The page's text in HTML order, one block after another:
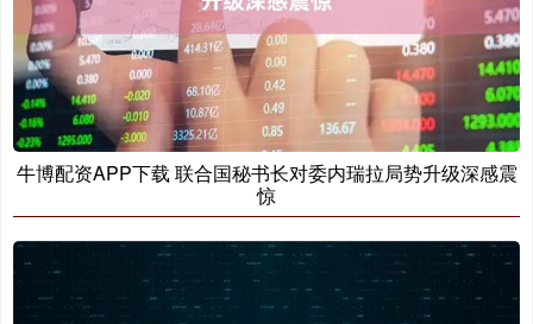
牛博配资APP下载 联合国秘书长对委内瑞拉局势升级深感震
惊